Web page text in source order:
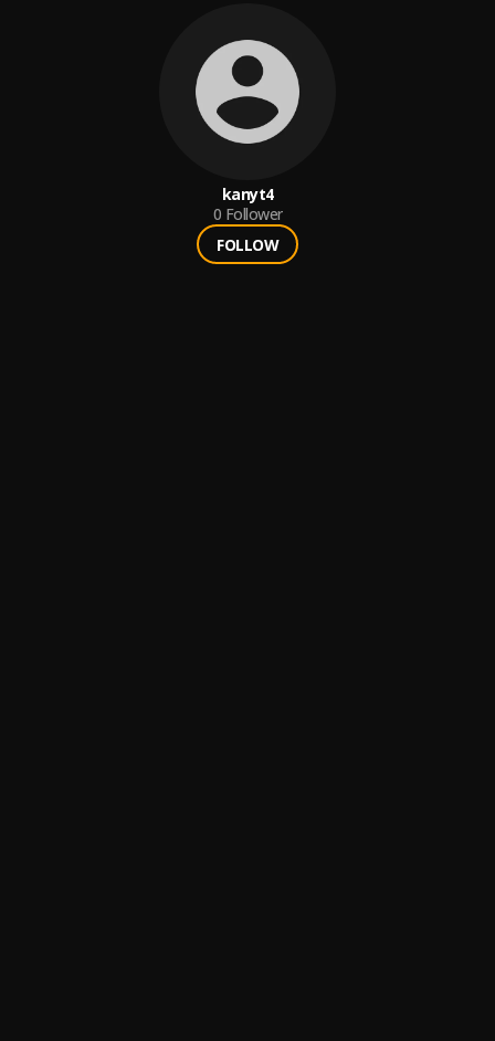
kanyt4
0 Follower
FOLLOW